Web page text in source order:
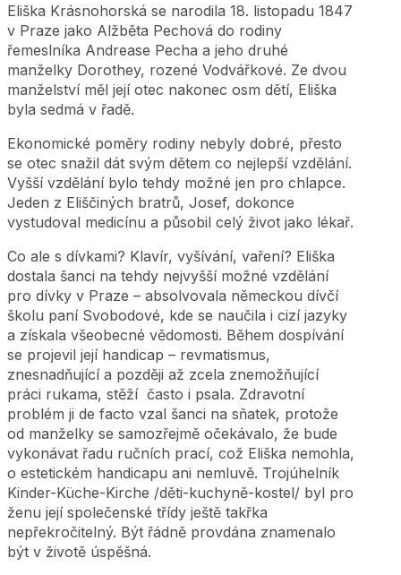
Eliška Krásnohorská se narodila 18. listopadu 1847
v Praze jako Alžběta Pechová do rodiny
řemeslníka Andrease Pecha a jeho druhé
manželky Dorothey, rozené Vodvářkové. Ze dvou
manželství měl její otec nakonec osm dětí, Eliška
byla sedmá v řadě.
Ekonomické poměry rodiny nebyly dobré, přesto
se otec snažil dát svým dětem co nejlepší vzdělání.
Vyšší vzdělání bylo tehdy možné jen pro chlapce.
Jeden z Eliščiných bratrů, Josef, dokonce
vystudoval medicínu a působil celý život jako lékař.
Co ale s dívkami? Klavír, vyšívání, vaření? Eliška
dostala šanci na tehdy nejvyšší možné vzdělání
pro dívky v Praze – absolvovala německou dívčí
školu paní Svobodové, kde se naučila i cizí jazyky
a získala všeobecné vědomosti. Během dospívání
se projevil její handicap – revmatismus,
znesnadňující a později až zcela znemožňující
práci rukama, stěží často i psala. Zdravotní
problém ji de facto vzal šanci na sňatek, protože
od manželky se samozřejmě očekávalo, že bude
vykonávat řadu ručních prací, což Eliška nemohla,
o estetickém handicapu ani nemluvě. Trojúhelník
Kinder-Küche-Kirche /děti-kuchyně-kostel/ byl pro
ženu její společenské třídy ještě takřka
nepřekročitelný. Být řádně provdána znamenalo
být v životě úspěšná.